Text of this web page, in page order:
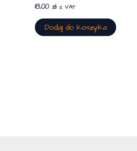
18,00 zł z VAT
Dodaj do koszyka